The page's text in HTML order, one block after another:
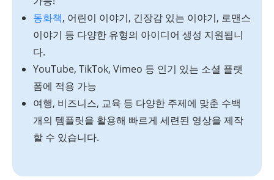
동화책, 어린이 이야기, 긴장감 있는 이야기, 로맨스
이야기 등 다양한 유형의 아이디어 생성 지원됩니
다.
YouTube, TikTok, Vimeo 등 인기 있는 소셜 플랫
폼에 적용 가능
여행, 비즈니스, 교육 등 다양한 주제에 맞춘 수백
개의 템플릿을 활용해 빠르게 세련된 영상을 제작
할 수 있습니다.